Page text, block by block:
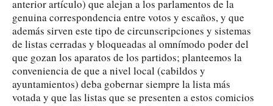
anterior artículo) que alejan a los parlamentos de la
genuina correspondencia entre votos y escaños, y que
además sirven este tipo de circunscripciones y sistemas
de listas cerradas y bloqueadas al omnímodo poder del
que gozan los aparatos de los partidos; planteemos la
conveniencia de que a nivel local (cabildos y
ayuntamientos) deba gobernar siempre la lista más
votada y que las listas que se presenten a estos comicios